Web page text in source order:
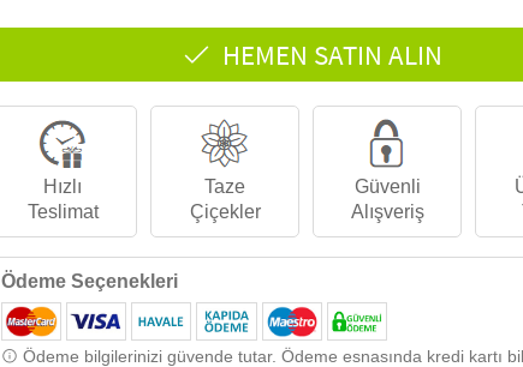
HEMEN SATIN ALIN
Hızlı
Teslimat
Taze
Çiçekler
Güvenli
Alışveriş
Ödeme Seçenekleri
Ödeme bilgilerinizi güvende tutar. Ödeme esnasında kredi kartı